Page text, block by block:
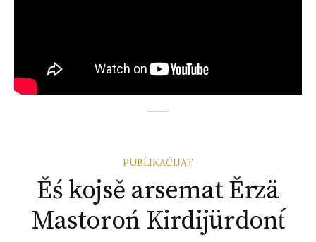
PUBĹIKAĆIJAT
Ěś kojsě arsemat Ěrzä
Mastoroń Kirdijürdont́